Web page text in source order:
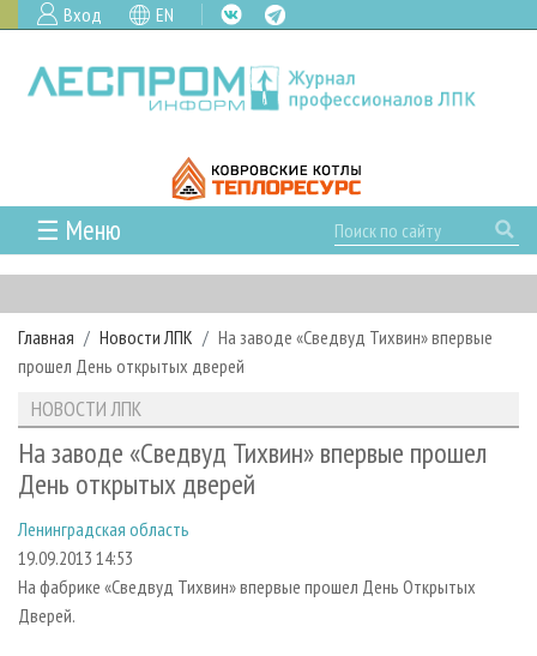
Вход EN
☰ Меню
ГЛАВНАЯ
РУБРИКИ И ТЕМЫ
РУБРИКИ ЖУРНАЛА
ЛЕСОЗАГОТОВКА
ЛЕСОПИЛЕНИЕ
СУШКА ДРЕВЕСИНЫ
ПРОИЗВОДСТВО ДРЕВЕСНЫХ ПЛИТ
НОВОСТИ
НОВОСТИ ЛПК
НОВОСТИ ЖУРНАЛА
ПРОЕКТЫ ЛПИ
АНАЛИТИКА
ПРЕДПРИЯТИЯ ЛПК
ПЕРСОНЫ
МОБИЛЬНЫЕ ВЫСТАВКИ
АРХИВ ЖУРНАЛОВ
О ЖУРНАЛЕ
КОНТАКТЫ
РЕКЛАМОДАТЕЛЯМ
РЕКЛАМА
РЕКЛАМА НА САЙТЕ
Главная Новости ЛПК
На заводе «Сведвуд Тихвин» впервые
прошел День открытых дверей
НОВОСТИ ЛПК
На заводе «Сведвуд Тихвин» впервые прошел
День открытых дверей
Ленинградская область
19.09.2013 14:53
На фабрике «Сведвуд Тихвин» впервые прошел День Открытых
Дверей.